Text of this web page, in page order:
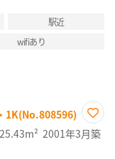
駅近
wifiあり
1K(No.808596)
お気
に入
25.43m² 2001年3月築